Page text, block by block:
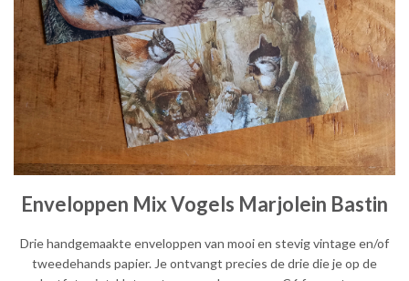
Enveloppen Mix Vogels Marjolein Bastin
Drie handgemaakte enveloppen van mooi en stevig vintage en/of
tweedehands papier. Je ontvangt precies de drie die je op de